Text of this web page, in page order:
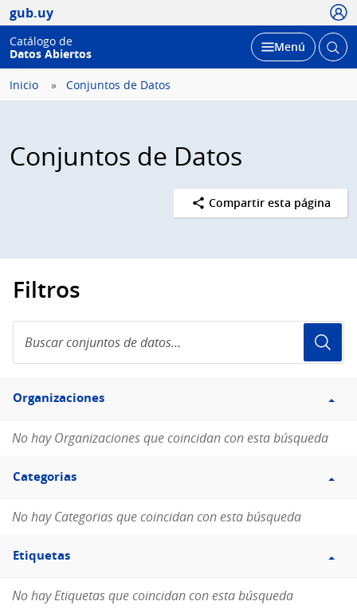
gub.uy
Catálogo de
Datos Abiertos
Desplegar
Menú Abrir
Inicio Conjuntos de Datos
Conjuntos de Datos
Compartir esta página
Filtros
conjuntos
de
Filtro
Organizaciones
Organizaciones
No hay Organizaciones que coincidan con esta búsqueda
Filtro
Categorias
Categorias
No hay Categorias que coincidan con esta búsqueda
Filtro
Etiquetas
Etiquetas
No hay Etiquetas que coincidan con esta búsqueda